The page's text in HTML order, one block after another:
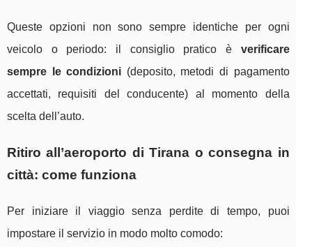
Queste opzioni non sono sempre identiche per ogni
veicolo o periodo: il consiglio pratico è verificare
sempre le condizioni (deposito, metodi di pagamento
accettati, requisiti del conducente) al momento della
scelta dell’auto.
Ritiro all’aeroporto di Tirana o consegna in
città: come funziona
Per iniziare il viaggio senza perdite di tempo, puoi
impostare il servizio in modo molto comodo: